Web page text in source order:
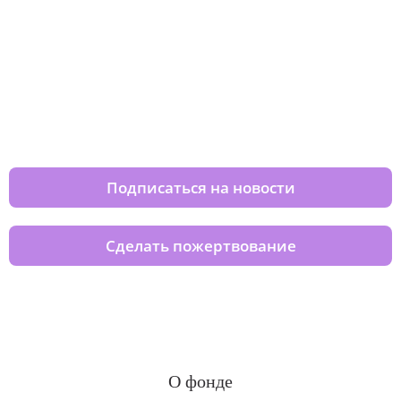
Подписаться на новости
Сделать пожертвование
О фонде